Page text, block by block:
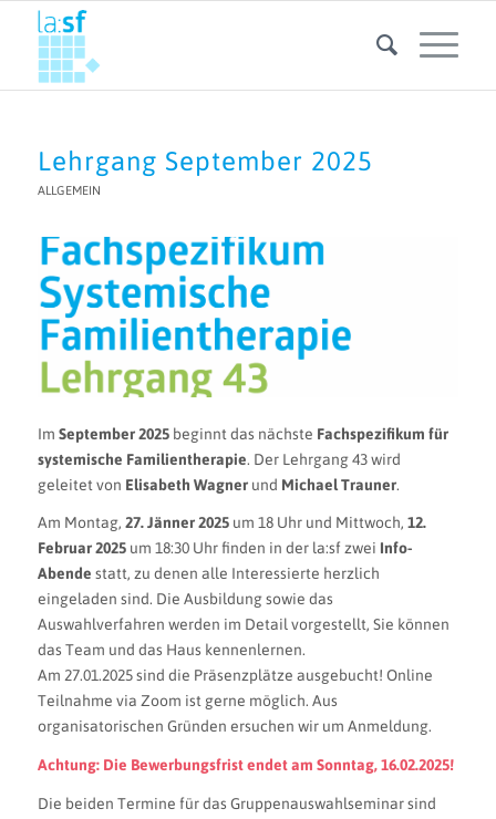
Lehrgang September 2025
ALLGEMEIN
Im September 2025beginnt das nächste Fachspezifikum für
systemische Familientherapie. Der Lehrgang 43 wird
geleitet von Elisabeth Wagnerund Michael Trauner.
Am Montag, 27. Jänner 2025um 18 Uhr und Mittwoch, 12.
Februar 2025um 18:30 Uhr finden in der la:sf zwei Info-
Abende statt, zu denen alle Interessierte herzlich
eingeladen sind. Die Ausbildung sowie das
Auswahlverfahren werden im Detail vorgestellt, Sie können
das Team und das Haus kennenlernen.
Am 27.01.2025 sind die Präsenzplätze ausgebucht! Online
Teilnahme via Zoom ist gerne möglich. Aus
organisatorischen Gründen ersuchen wir um Anmeldung.
Achtung: Die Bewerbungsfrist endet am Sonntag, 16.02.2025!
Die beiden Termine für das Gruppenauswahlseminar sind